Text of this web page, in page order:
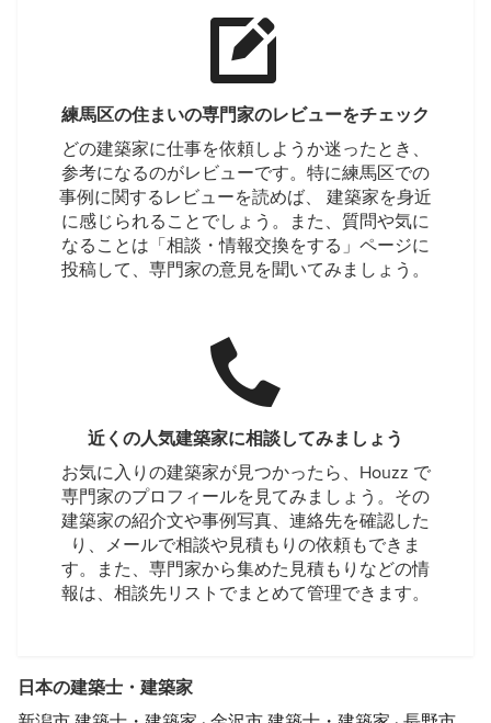
練馬区の住まいの専門家のレビューをチェック
どの建築家に仕事を依頼しようか迷ったとき、
参考になるのがレビューです。特に練馬区での
事例に関するレビューを読めば、 建築家を身近
に感じられることでしょう。また、質問や気に
なることは「相談・情報交換をする」ページに
投稿して、専門家の意見を聞いてみましょう。
近くの人気建築家に相談してみましょう
お気に入りの建築家が見つかったら、Houzz で
専門家のプロフィールを見てみましょう。その
建築家の紹介文や事例写真、連絡先を確認した
り、メールで相談や見積もりの依頼もできま
す。また、専門家から集めた見積もりなどの情
報は、相談先リストでまとめて管理できます。
日本の建築士・建築家